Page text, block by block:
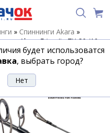
» Спиннинги Akara »
Akara Erion Jig TX-30 (10-
Jig TX-30 (10-30)
будет использоватся
, выбрать город?